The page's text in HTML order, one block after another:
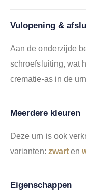
Vulopening &
Aan de onderzijde
schroefsluiting, wat
crematie-as in de
Meerdere kleuren
Deze urn is ook
varianten: zwart en
Eigenschappen